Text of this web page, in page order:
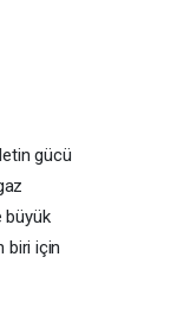
gücü
büyük
biri için